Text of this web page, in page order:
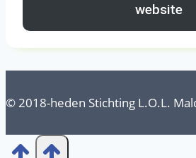
website
© 2018-heden Stichting L.O.L.